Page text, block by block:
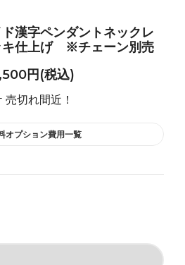
漢字ペンダントネックレ
仕上げ ※チェーン別売
円(税込)
売切れ間近！
オプション費用一覧